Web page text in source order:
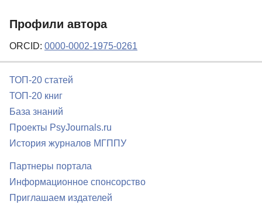
Профили автора
ORCID: 0000-0002-1975-0261
ТОП-20 статей
ТОП-20 книг
База знаний
Проекты PsyJournals.ru
История журналов МГППУ
Партнеры портала
Информационное спонсорство
Приглашаем издателей